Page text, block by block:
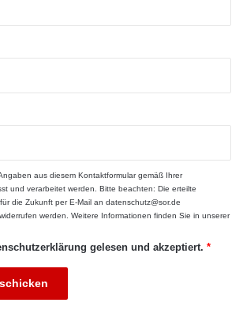
um pflegerische, rechtliche
Berufschancen jenseits
in Aufstiegspositionen.
übernommen oder
Gemeinden und Kommunen
bei denen es um die regionale
Planung von Pflegeaufgaben
aus diesem Kontaktformular gemäß Ihrer
und verarbeitet werden. Bitte beachten: Die erteilte
die Zukunft per E-Mail an datenschutz@sor.de
werden. Weitere Informationen finden Sie in unserer
gelesen und akzeptiert. *